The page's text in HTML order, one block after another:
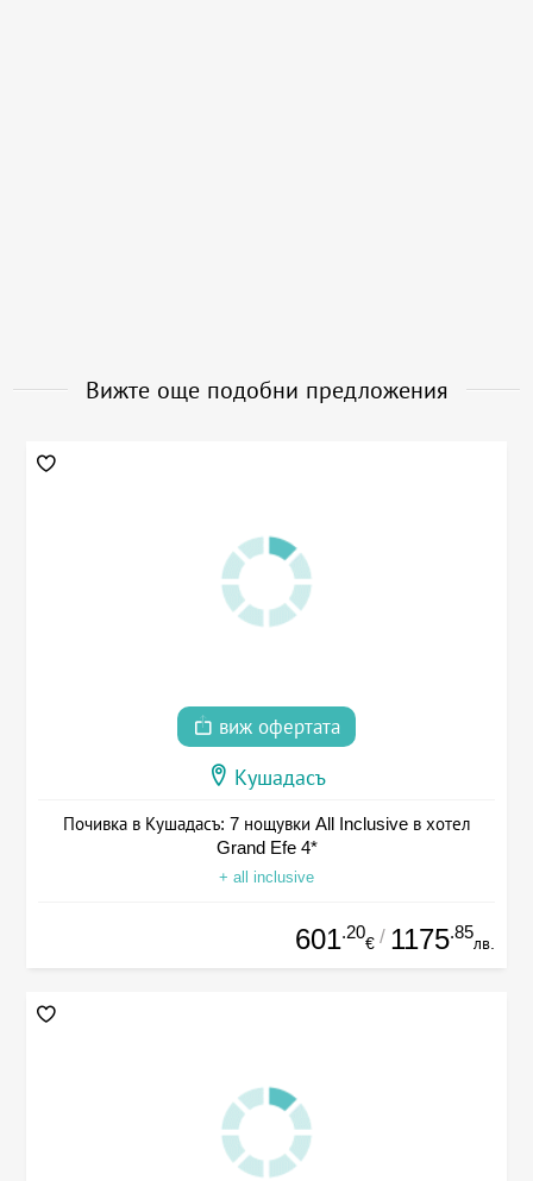
Вижте още подобни предложения
виж офертата
Кушадасъ
Почивка в Кушадасъ: 7 нощувки All Inclusive в хотел
Grand Efe 4*
+ all inclusive
601.20
€ / 1175.85
лв.